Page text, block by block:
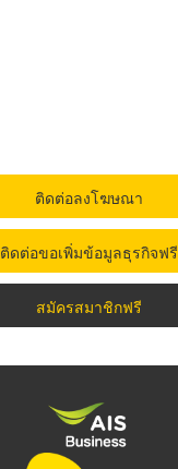
ติดต่อลงโฆษณา
ติดต่อขอเพิ่มข้อมูลธุรกิจฟรี
สมัครสมาชิกฟรี